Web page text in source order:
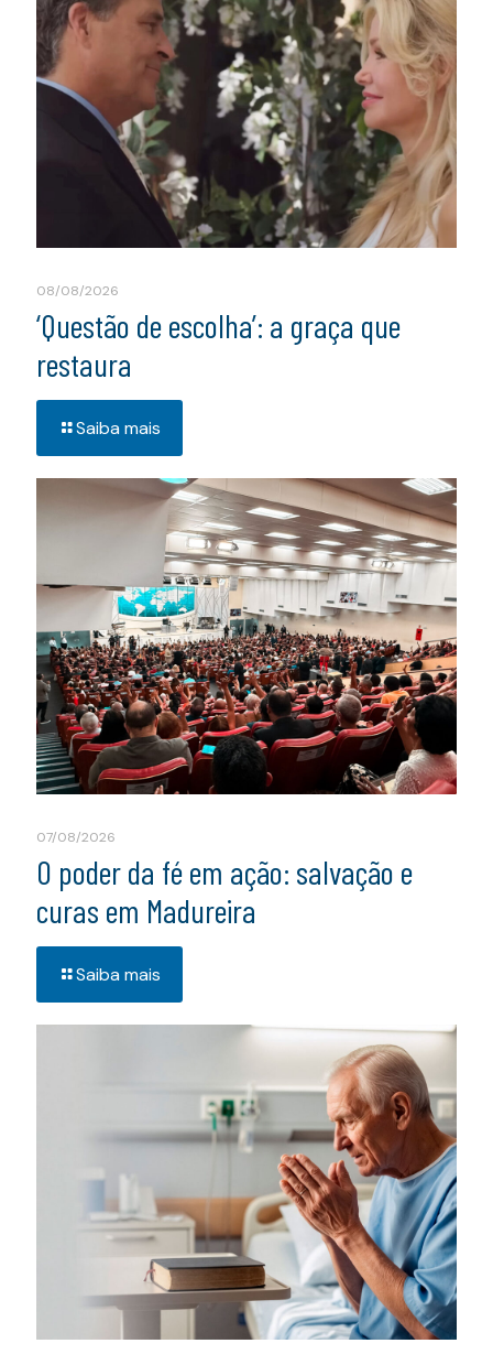
08/08/2026
‘Questão de escolha’: a graça que
restaura
Saiba mais
07/08/2026
O poder da fé em ação: salvação e
curas em Madureira
Saiba mais